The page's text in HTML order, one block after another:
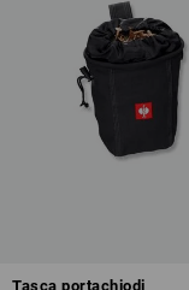
Tasca portachiodi